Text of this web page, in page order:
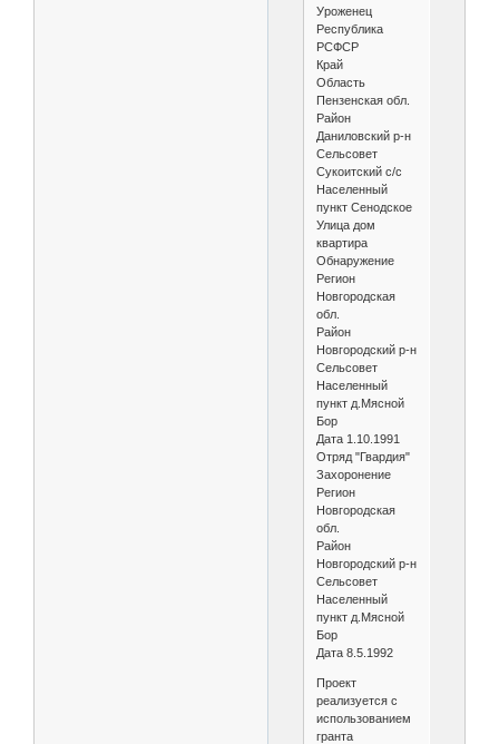
Уроженец
Республика
РСФСР
Край
Область
Пензенская обл.
Район
Даниловский р-н
Сельсовет
Сукоитский с/с
Населенный
пункт Сенодское
Улица дом
квартира
Обнаружение
Регион
Новгородская
обл.
Район
Новгородский р-н
Сельсовет
Населенный
пункт д.Мясной
Бор
Дата 1.10.1991
Отряд "Гвардия"
Захоронение
Регион
Новгородская
обл.
Район
Новгородский р-н
Сельсовет
Населенный
пункт д.Мясной
Бор
Дата 8.5.1992
Проект
реализуется с
использованием
гранта